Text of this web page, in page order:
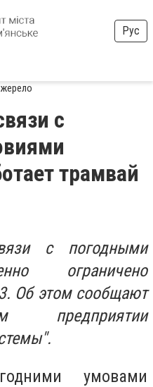
Рус
с
трамвай
с погодными
ограничено
Об этом сообщают
предприятии
умовами